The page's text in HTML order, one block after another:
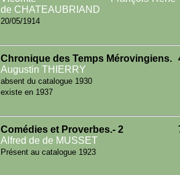
de CHATEAUBRIAND
20/05/1914
Chronique des Temps Mérovingiens.
Augustin THIERRY
absent du catalogue 1930
existe en 1937
Comédies et Proverbes.- 2
Alfred de de MUSSET
Présent au catalogue 1923